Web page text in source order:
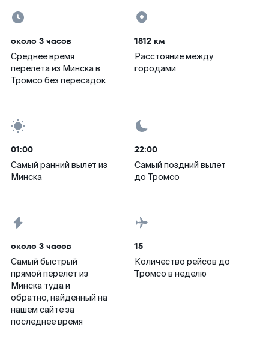
около 3 часов
Среднее время
перелета из Минска в
Тромсо без пересадок
1812 км
Расстояние между
городами
01:00
Самый ранний вылет из
Минска
22:00
Самый поздний вылет
до Тромсо
около 3 часов
Самый быстрый
прямой перелет из
Минска туда и
обратно, найденный на
нашем сайте за
последнее время
15
Количество рейсов до
Тромсо в неделю